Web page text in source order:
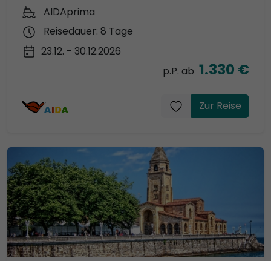
AIDAprima
Reisedauer: 8 Tage
23.12. - 30.12.2026
p.P. ab 1.330 €
Zur Reise